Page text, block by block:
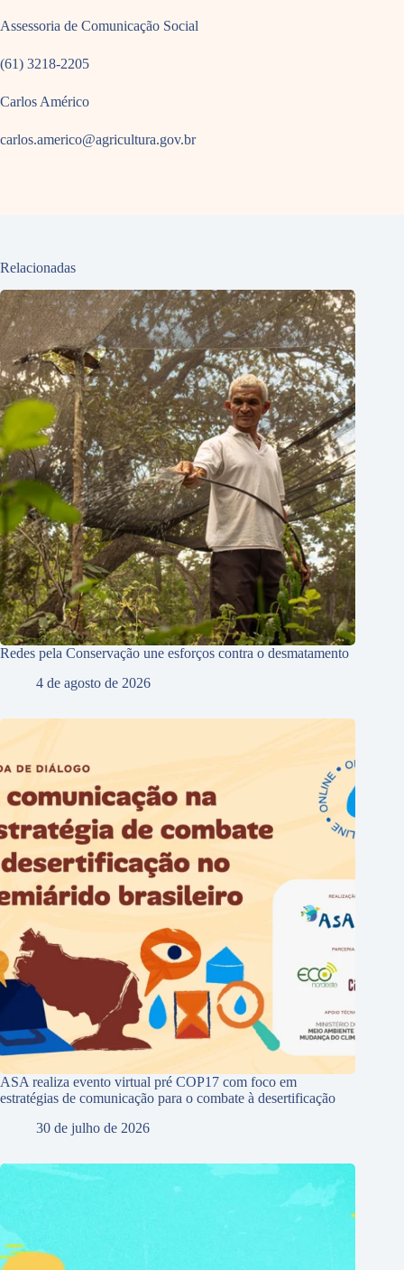
Assessoria de Comunicação Social
(61) 3218-2205
Carlos Américo
carlos.americo@agricultura.gov.br
Relacionadas
Redes pela Conservação une esforços contra o desmatamento
4 de agosto de 2026
ASA realiza evento virtual pré COP17 com foco em
estratégias de comunicação para o combate à desertificação
30 de julho de 2026